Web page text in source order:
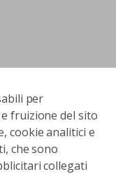
per
fruizione del sito
cookie analitici e
che sono
collegati